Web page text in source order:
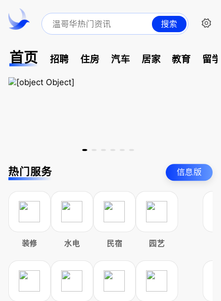
搜索
首页 招聘 住房 汽车 居家 教育 留
热门服务 信息版
装修 水电 民宿 园艺